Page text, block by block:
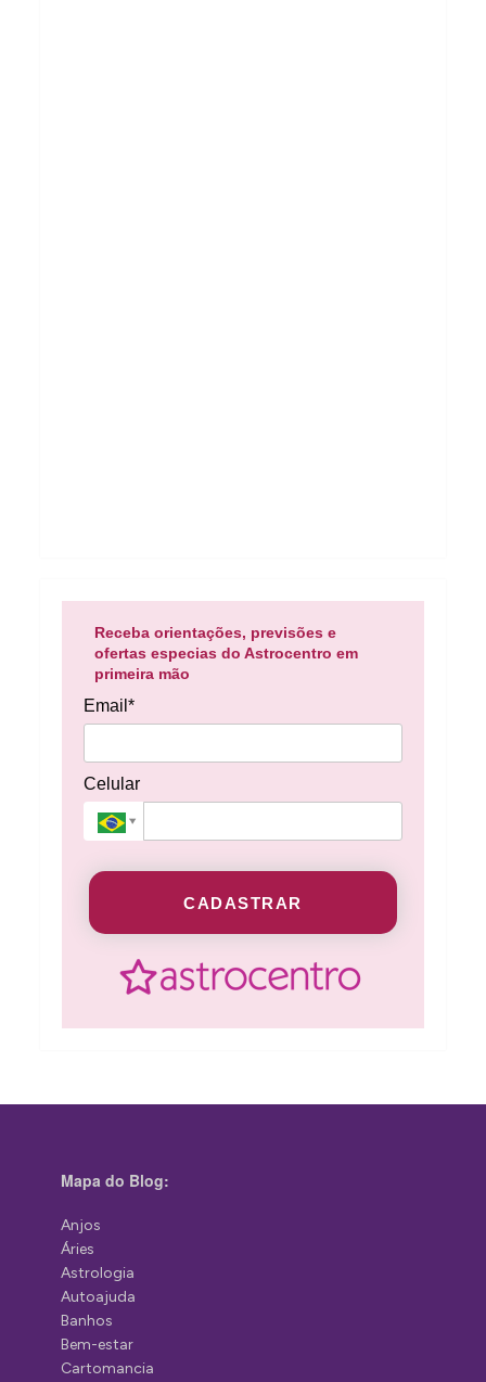
Receba orientações, previsões e
ofertas especias do Astrocentro em
primeira mão
Email*
Celular
CADASTRAR
Mapa do Blog:
Anjos
Áries
Astrologia
Autoajuda
Banhos
Bem-estar
Cartomancia